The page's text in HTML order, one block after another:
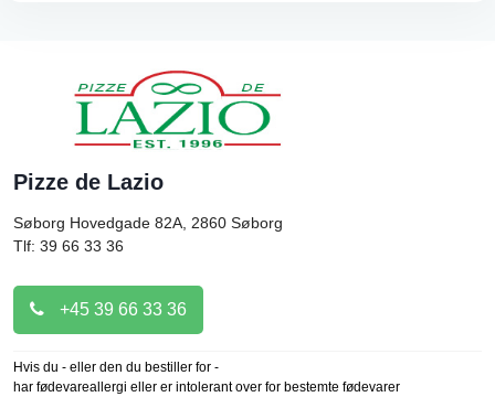
Pizze de Lazio
Søborg Hovedgade 82A, 2860 Søborg
Tlf: 39 66 33 36
+45 39 66 33 36
Hvis du - eller den du bestiller for -
har fødevareallergi eller er intolerant over for bestemte fødevarer